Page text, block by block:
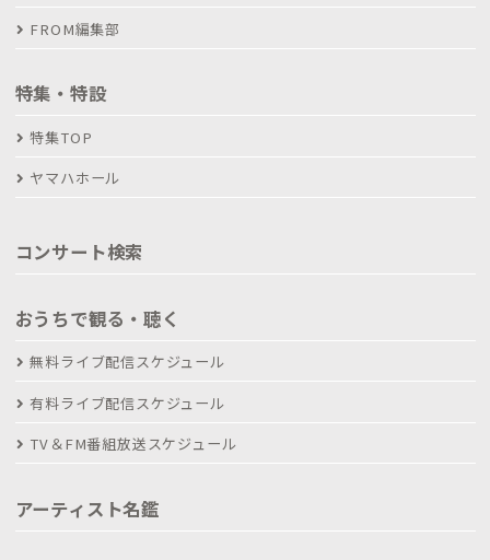
FROM編集部
特集・特設
特集TOP
ヤマハホール
コンサート検索
おうちで観る・聴く
無料ライブ配信スケジュール
有料ライブ配信スケジュール
TV＆FM番組放送スケジュール
アーティスト名鑑